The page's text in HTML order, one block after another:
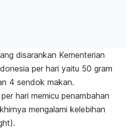
disarankan Kementerian
per hari yaitu 50 gram
4 sendok makan.
hari memicu penambahan
mengalami kelebihan
).